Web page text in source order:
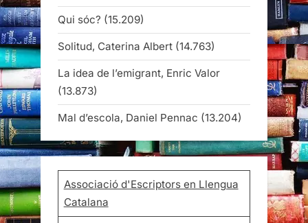
Qui sóc? (15.209)
Solitud, Caterina Albert (14.763)
La idea de l’emigrant, Enric Valor
(13.873)
Mal d’escola, Daniel Pennac (13.204)
Associació d'Escriptors en Llengua
Catalana